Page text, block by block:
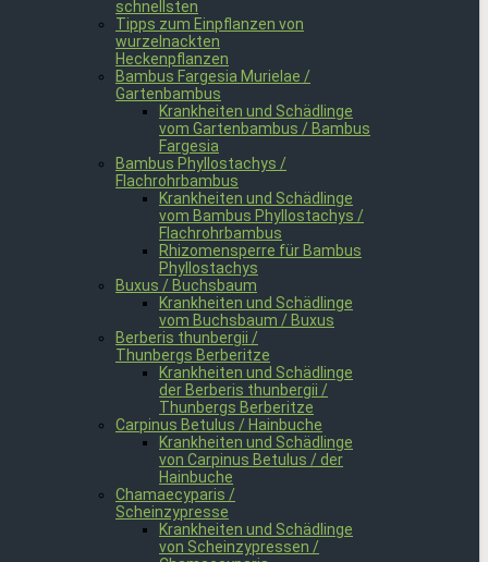
schnellsten
Tipps zum Einpflanzen von
wurzelnackten
Heckenpflanzen
Bambus Fargesia Murielae /
Gartenbambus
Krankheiten und Schädlinge
vom Gartenbambus / Bambus
Fargesia
Bambus Phyllostachys /
Flachrohrbambus
Krankheiten und Schädlinge
vom Bambus Phyllostachys /
Flachrohrbambus
Rhizomensperre für Bambus
Phyllostachys
Buxus / Buchsbaum
Krankheiten und Schädlinge
vom Buchsbaum / Buxus
Berberis thunbergii /
Thunbergs Berberitze
Krankheiten und Schädlinge
der Berberis thunbergii /
Thunbergs Berberitze
Carpinus Betulus / Hainbuche
Krankheiten und Schädlinge
von Carpinus Betulus / der
Hainbuche
Chamaecyparis /
Scheinzypresse
Krankheiten und Schädlinge
von Scheinzypressen /